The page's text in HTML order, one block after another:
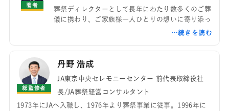
著者
葬祭ディレクターとして長年にわたり数多くのご葬
儀に携わり、ご家族様一人ひとりの想いに寄り添っ
たお見送りをサポートしてきました。現在はJA東京
谷区・杉並区・大田区を中心とした地域の葬祭サー
ビスの運営に携わっています。現場で培った経験と
関する情報を、ご家族様の目線で分かりやすくお伝
えすることを大切にしています。
総監修者
丹野 浩成
JA東京中央セレモニーセンター 前代表取締役社
長/JA葬祭経営コンサルタント
1973年にJAへ入職し、1976年より葬祭事業に従事。1996年に